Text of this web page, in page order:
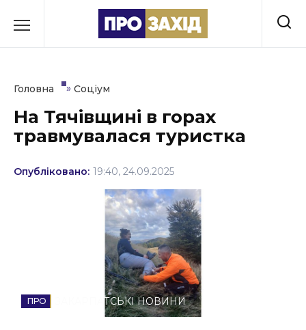
до
Культура
Освіта
Головна » Соціум
На Тячівщині в горах
травмувалася туристка
Опубліковано: 19:40, 24.09.2025
ЗАКАРПАТСЬКІ НОВИНИ